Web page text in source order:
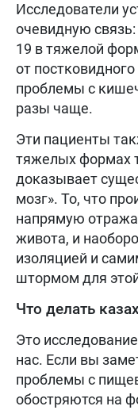
Исследователи
очевидную
19 в тяжелой
от
проблемы с
разы чаще.
Эти пациенты
тяжелых формах
доказывает
мозг». То, что
напрямую
живота, и
изоляцией и
штормом для
Что делать
Это
нас. Если вы
проблемы с
обостряются на